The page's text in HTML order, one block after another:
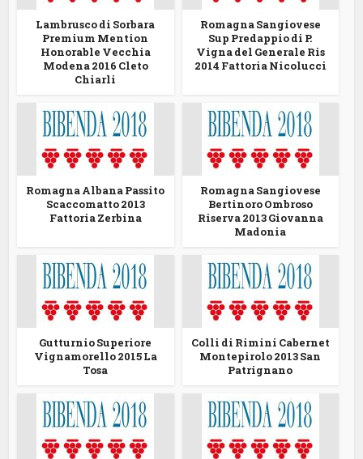
Lambrusco di Sorbara
Premium Mention
Honorable Vecchia
Modena 2016 Cleto
Chiarli
Romagna Sangiovese
Sup Predappio di P.
Vigna del Generale Ris
2014 Fattoria Nicolucci
Romagna Albana Passito
Scaccomatto 2013
Fattoria Zerbina
Romagna Sangiovese
Bertinoro Ombroso
Riserva 2013 Giovanna
Madonia
Gutturnio Superiore
Vignamorello 2015 La
Tosa
Colli di Rimini Cabernet
Montepirolo 2013 San
Patrignano